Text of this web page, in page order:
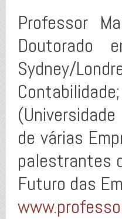
Professor
Doutorado
Sydney/
de várias
palestrantes
Futuro das